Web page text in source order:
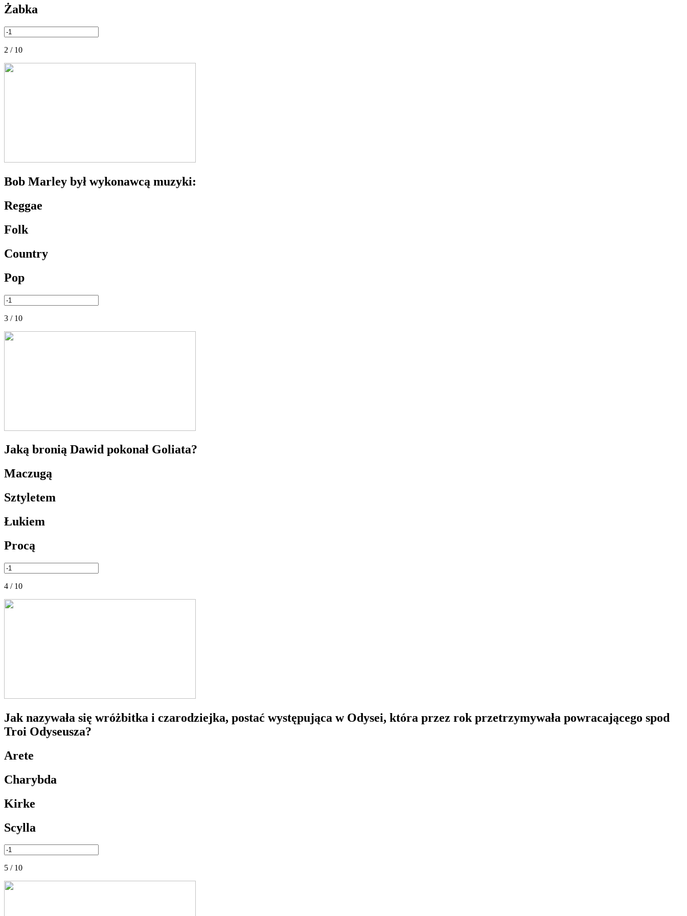
Żabka
2 / 10
Bob Marley był wykonawcą muzyki:
Reggae
Folk
Country
Pop
3 / 10
Jaką bronią Dawid pokonał Goliata?
Maczugą
Sztyletem
Łukiem
Procą
4 / 10
Jak nazywała się wróżbitka i czarodziejka, postać występująca w Odysei, która przez rok przetrzymywała powracającego spod
Troi Odyseusza?
Arete
Charybda
Kirke
Scylla
5 / 10